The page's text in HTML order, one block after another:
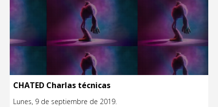
CHATED Charlas técnicas
Lunes, 9 de septiembre de 2019.